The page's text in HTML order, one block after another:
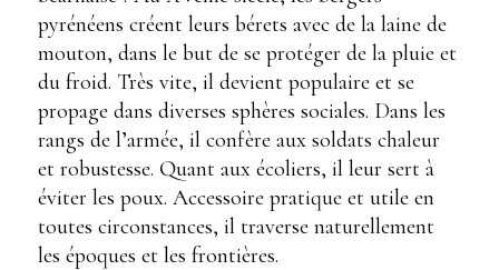
pyrénéens créent leurs bérets avec de la laine de
mouton, dans le but de se protéger de la pluie et
du froid. Très vite, il devient populaire et se
propage dans diverses sphères sociales. Dans les
rangs de l’armée, il confère aux soldats chaleur
et robustesse. Quant aux écoliers, il leur sert à
éviter les poux. Accessoire pratique et utile en
toutes circonstances, il traverse naturellement
les époques et les frontières.